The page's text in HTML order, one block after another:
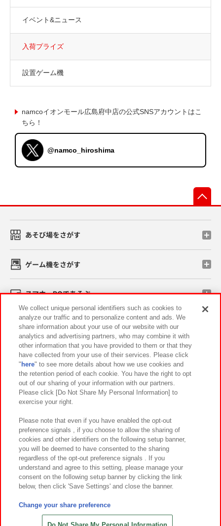
イベント&ニュース
入荷プライズ
設置ゲーム機
namcoイオンモール広島府中店の公式SNSアカウントはこ
ちら！
@namco_hiroshima
あそび場をさがす
ゲーム機をさがす
スマホ・PCであそぶ
イベント・キャンペーン
関連会社 サステナビリティ サイトポリシー
プライバシーポリシー ウェブアクセシビリティ方針と検証結果
お取引先さまとともに
カスタマーハラスメント対応方針 よくあるご質問・お問い合わせ
©Bandai Namco Amusement Inc.
©Bandai Namco Amusement Lab Inc.
©HANAYASHIKI Co., Ltd. All Rights Reserved.
We collect unique personal identifiers such as cookies to
analyze our traffic and to personalize content and ads. We
share information about your use of our website with our
analytics and advertising partners, who may combine it with
other information that you have provided to them or that they
have collected from your use of their services. Please click
" here" to see more details about how we use cookies and
the retention period of each cookie. You have the right to opt
out of our sharing of your information with our partners.
Please click [Do Not Share My Personal Information] to
exercise your right.
Please note that even if you have enabled the opt-out
preference signals , if you choose to allow the sharing of
cookies and other identifiers on the following setup banner,
you will be deemed to have consented to the sharing
regardless of the opt-out preference signals . If you
understand and agree to this setting, please manage your
consent on the following setup banner by clicking the link
below, then click 'Save Settings' and close the banner.
Change your share preference